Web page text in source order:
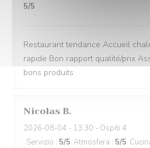
5/5
Restaurant tendance Accueil
rapide Bon rapport qualité/prix
bons produits
Nicolas B
2026-08-04 - 13:30 - Ospiti 4
Servizio : 5/5 Atmosfera : 5/5